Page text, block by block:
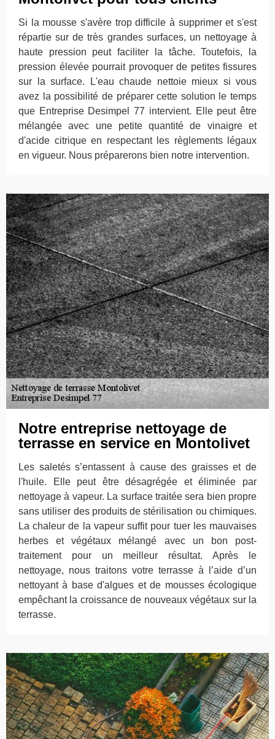
Si la mousse s'avère trop difficile à supprimer et s'est
répartie sur de très grandes surfaces, un nettoyage à
haute pression peut faciliter la tâche. Toutefois, la
pression élevée pourrait provoquer de petites fissures
sur la surface. L'eau chaude nettoie mieux si vous
avez la possibilité de préparer cette solution le temps
que Entreprise Desimpel 77 intervient. Elle peut être
mélangée avec une petite quantité de vinaigre et
d'acide citrique en respectant les règlements légaux
en vigueur. Nous préparerons bien notre intervention.
Notre entreprise nettoyage de
terrasse en service en Montolivet
Les saletés s’entassent à cause des graisses et de
l'huile. Elle peut être désagrégée et éliminée par
nettoyage à vapeur. La surface traitée sera bien propre
sans utiliser des produits de stérilisation ou chimiques.
La chaleur de la vapeur suffit pour tuer les mauvaises
herbes et végétaux mélangé avec un bon post-
traitement pour un meilleur résultat. Après le
nettoyage, nous traitons votre terrasse à l’aide d’un
nettoyant à base d'algues et de mousses écologique
empêchant la croissance de nouveaux végétaux sur la
terrasse.